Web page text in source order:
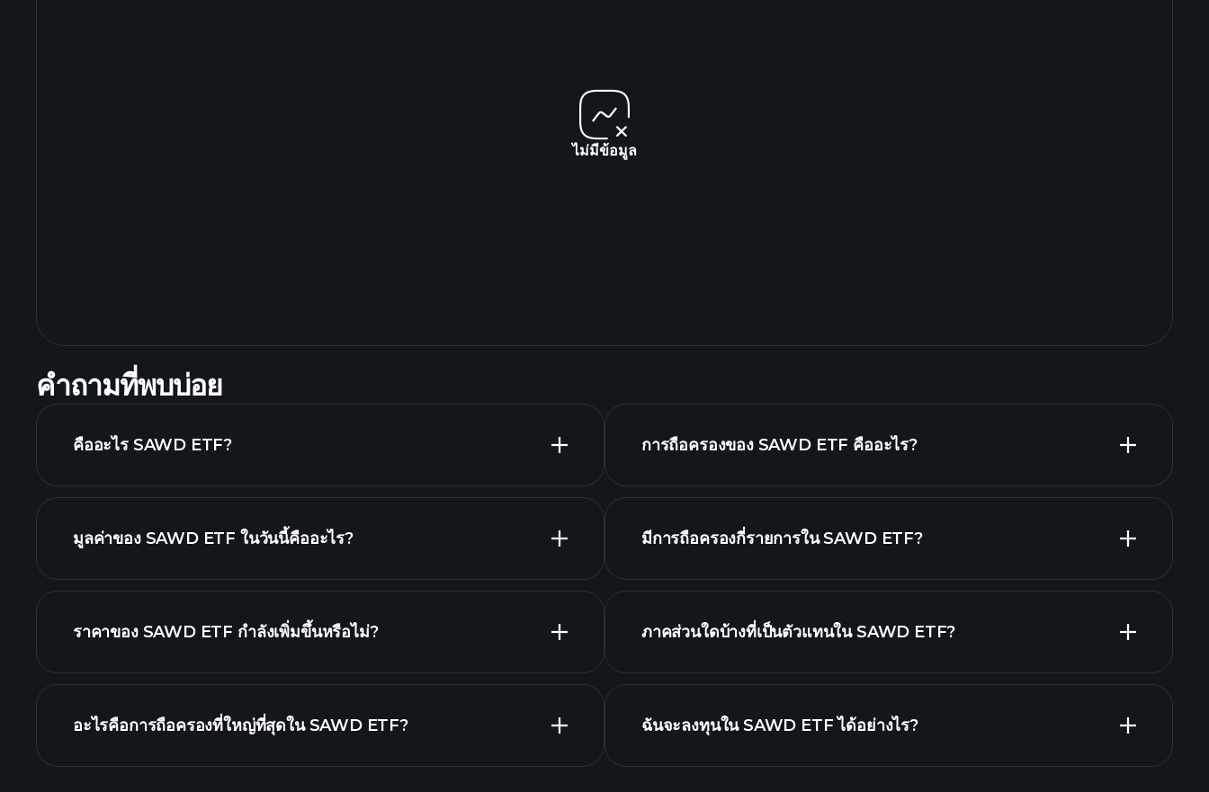
ไม่มีข้อมูล
คำถามที่พบบ่อย
คืออะไร SAWD ETF?
มูลค่าของ SAWD ETF ในวันนี้คืออะไร?
ราคาของ SAWD ETF กำลังเพิ่มขึ้นหรือไม่?
SAWD ETF chart
อะไรคือการถือครองที่ใหญ่ที่สุดใน SAWD ETF?
การถือครองของ SAWD ETF คืออะไร?
มีการถือครองกี่รายการใน SAWD ETF?
ภาคส่วนใดบ้างที่เป็นตัวแทนใน SAWD ETF?
ฉันจะลงทุนใน SAWD ETF ได้อย่างไร?